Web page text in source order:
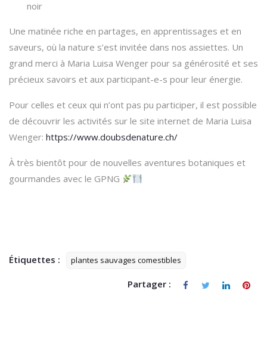
noir
Une matinée riche en partages, en apprentissages et en
saveurs, où la nature s’est invitée dans nos assiettes. Un
grand merci à Maria Luisa Wenger pour sa générosité et ses
précieux savoirs et aux participant-e-s pour leur énergie.
Pour celles et ceux qui n’ont pas pu participer, il est possible
de découvrir les activités sur le site internet de Maria Luisa
Wenger: https://www.doubsdenature.ch/
À très bientôt pour de nouvelles aventures botaniques et
gourmandes avec le GPNG
Étiquettes : plantes sauvages comestibles
Partager :